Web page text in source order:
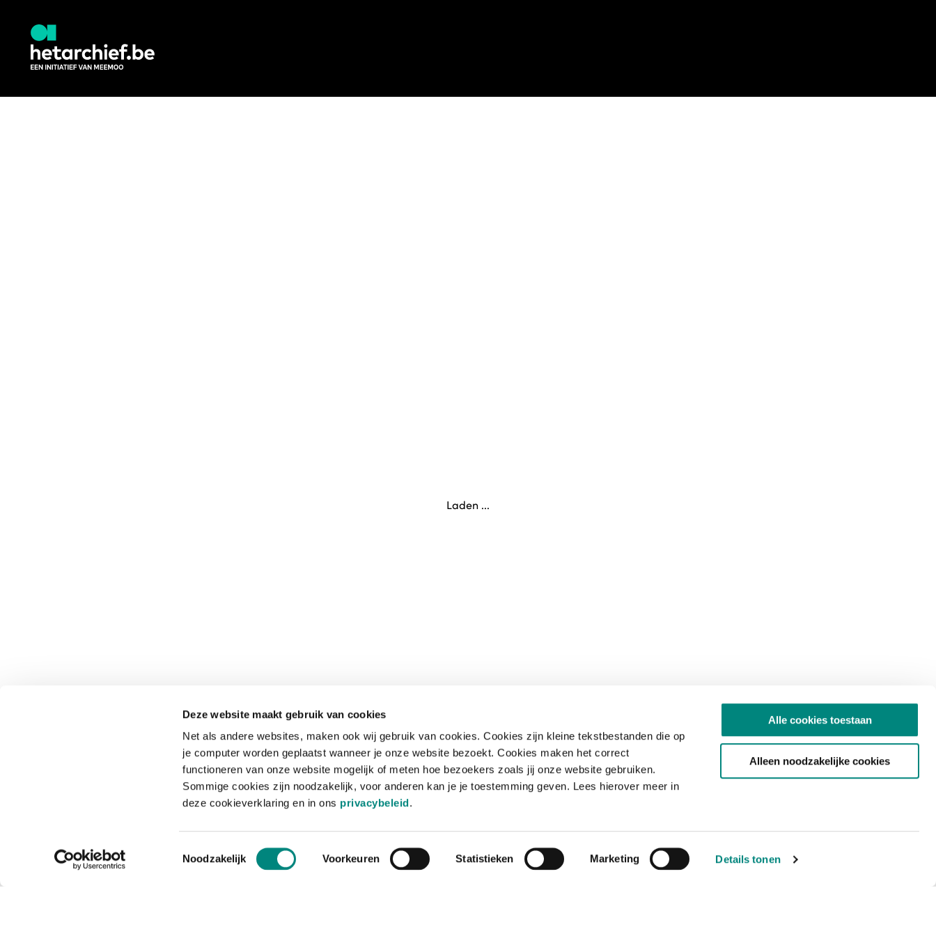
Deze website maakt gebruik van cookies
Net als andere websites, maken ook wij gebruik van cookies. Cookies zijn kleine tekstbestanden die op
je computer worden geplaatst wanneer je onze website bezoekt. Cookies maken het correct
functioneren van onze website mogelijk of meten hoe bezoekers zoals jij onze website gebruiken.
Sommige cookies zijn noodzakelijk, voor anderen kan je je toestemming geven. Lees hierover meer in
deze cookieverklaring en in ons privacybeleid.
Toestemmingsselectie
Noodzakelijk Voorkeuren Statistieken Marketing Details tonen
Alle cookies toestaan
Alleen noodzakelijke cookies
Laden ...